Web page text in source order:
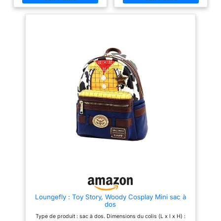
Dimensions du sac à
prêt à être photographié.
(polyuréthane) Le sac à dos a
des bretelles réglables, des
poches latérales et du matériel
en métal argenté
Caractéristiques
supplémentaires : applique et
détails imprimés. Prenez note
de la doublure intérieure
assortie Ce sac à dos est un
produit sous licence officielle
BLACKPINK Dimensions du sac
à dos : 22,7 x 26,7 x 11,4 cm
cuir synthétique de qualité
Amazon. Démarquez-vous dans
n'importe quelle foule avec un
sac à dos aussi unique que
vous Organisation facile :
intérieur doublé en tissu à
thème, conçu pour les femmes
et les hommes pour ranger
facilement leurs essentiels dans
un sac à dos tendance.
Tendance à collectionner : plus
qu'un simple sac à dos, c'est
Loungefly : Toy Story, Woody Cosplay Mini sac à
dos
Type de produit : sac à dos. Dimensions du colis (L x l x H) :